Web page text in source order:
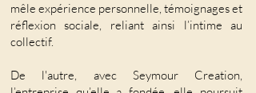
mêle expérience personnelle, témoignages et
réflexion sociale, reliant ainsi l’intime au
collectif.
De l'autre, avec Seymour Creation,